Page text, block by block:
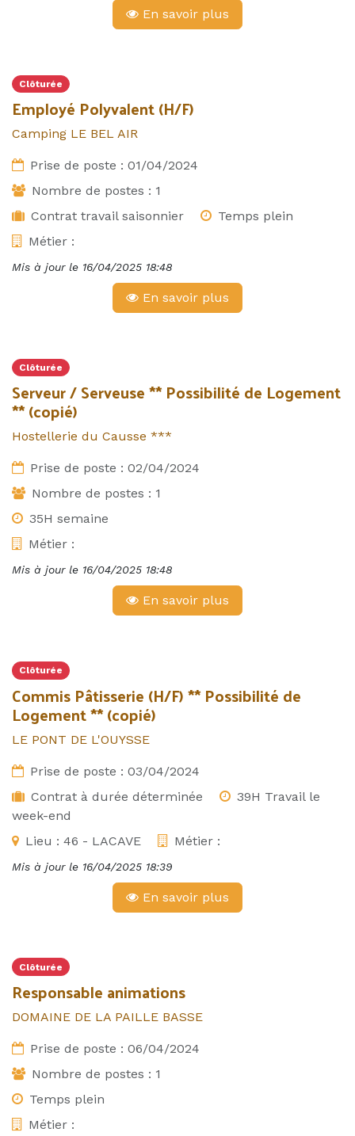
En savoir plus
Clôturée
Employé Polyvalent (H/F)
Camping LE BEL AIR
Prise de poste : 01/04/2024
Nombre de postes : 1
Contrat travail saisonnier
Temps plein
Métier :
Mis à jour le 16/04/2025 18:48
En savoir plus
Clôturée
Serveur / Serveuse ** Possibilité de Logement
** (copié)
Hostellerie du Causse ***
Prise de poste : 02/04/2024
Nombre de postes : 1
35H semaine
Métier :
Mis à jour le 16/04/2025 18:48
En savoir plus
Clôturée
Commis Pâtisserie (H/F) ** Possibilité de
Logement ** (copié)
LE PONT DE L'OUYSSE
Prise de poste : 03/04/2024
Contrat à durée déterminée
39H Travail le
week-end
Lieu : 46 - LACAVE Métier :
Mis à jour le 16/04/2025 18:39
En savoir plus
Clôturée
Responsable animations
DOMAINE DE LA PAILLE BASSE
Prise de poste : 06/04/2024
Nombre de postes : 1
Temps plein
Métier :